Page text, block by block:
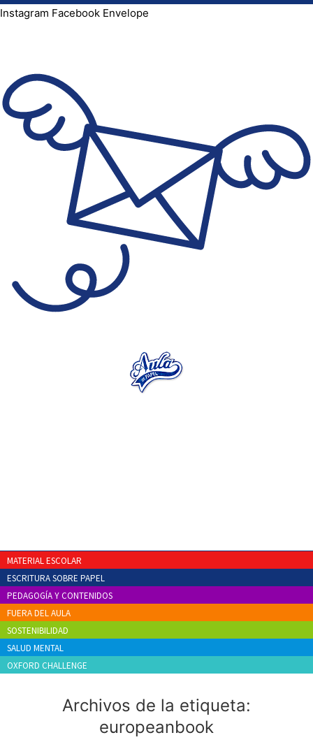
Instagram Facebook Envelope
MATERIAL ESCOLAR
ESCRITURA SOBRE PAPEL
PEDAGOGÍA Y CONTENIDOS
FUERA DEL AULA
SOSTENIBILIDAD
SALUD MENTAL
OXFORD CHALLENGE
Archivos de la etiqueta:
europeanbook